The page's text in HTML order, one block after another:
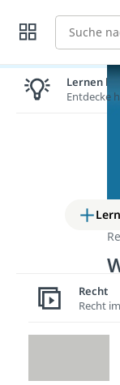
Suche
Lernen
Entdecke
Recht
Recht